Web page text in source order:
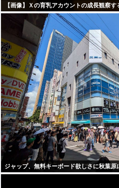
【画像】Ｘの育乳アカウントの成長観察
ジャップ、無料キーボード欲しさに秋葉